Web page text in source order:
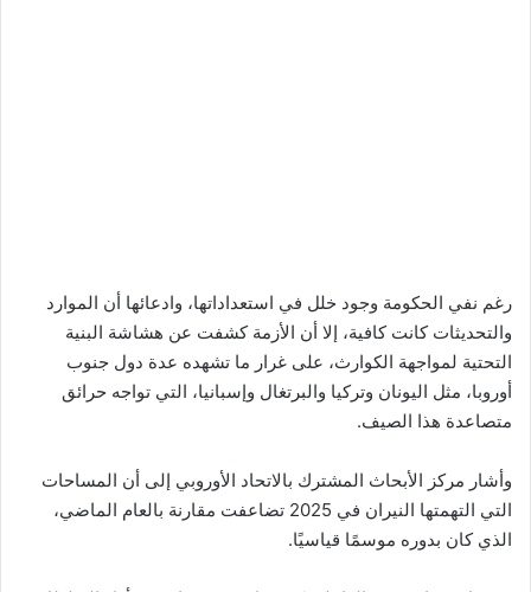
رغم نفي الحكومة وجود خلل في استعداداتها، وادعائها أن الموارد
والتحديثات كانت كافية، إلا أن الأزمة كشفت عن هشاشة البنية
التحتية لمواجهة الكوارث، على غرار ما تشهده عدة دول جنوب
أوروبا، مثل اليونان وتركيا والبرتغال وإسبانيا، التي تواجه حرائق
متصاعدة هذا الصيف.
وأشار مركز الأبحاث المشترك بالاتحاد الأوروبي إلى أن المساحات
التي التهمتها النيران في 2025 تضاعفت مقارنة بالعام الماضي،
الذي كان بدوره موسمًا قياسيًا.